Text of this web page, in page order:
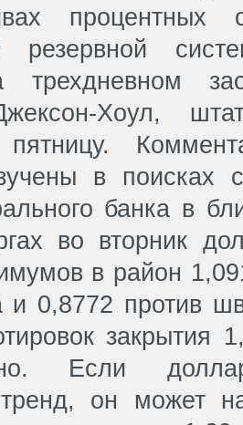
процентных
резервной
трехдневном
Хоул,
в поисках
банка в
во вторник
в район
и 0,8772 против
закрытия
Если
он может